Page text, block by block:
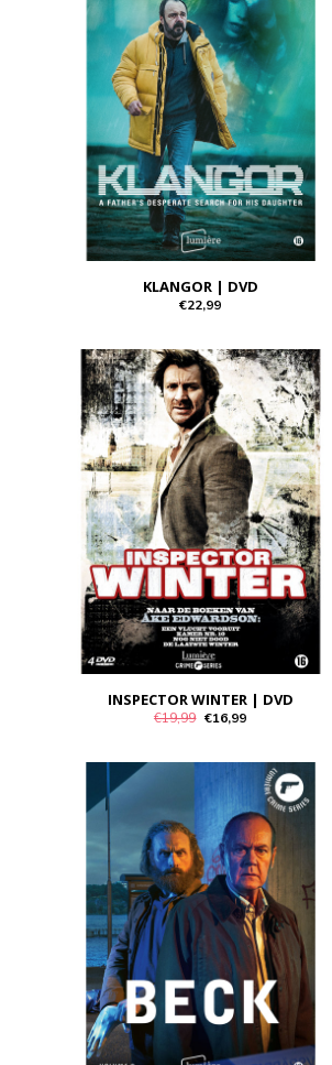
KLANGOR | DVD
€22,99
INSPECTOR WINTER | DVD
€19,99 €16,99